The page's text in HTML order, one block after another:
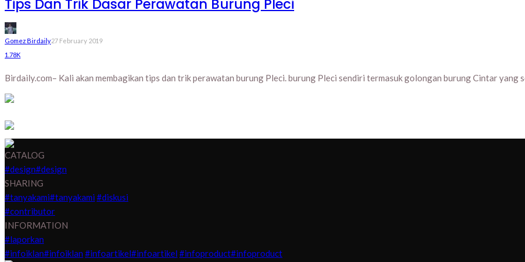
Tips Dan Trik Dasar Perawatan Burung Pleci
Gomez Birdaily27 February 2019
1.78K
Birdaily.com– Kali akan membagikan tips dan trik perawatan burung Pleci. burung Pleci sendiri termasuk golongan burung Cintar yang
CATALOG
#design#design
SHARING
#tanyakami#tanyakami #diskusi
#contributor
INFORMATION
#laporkan
#infoiklan#infoiklan #infoartikel#infoartikel #infoproduct#infoproduct